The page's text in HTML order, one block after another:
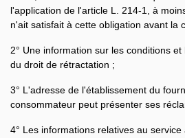
l'application de l'article L. 214-1, à
n'ait satisfait à cette obligation avant la
2° Une information sur les conditions
du droit de rétractation ;
3° L'adresse de l'établissement du
consommateur peut présenter ses
4° Les informations relatives au